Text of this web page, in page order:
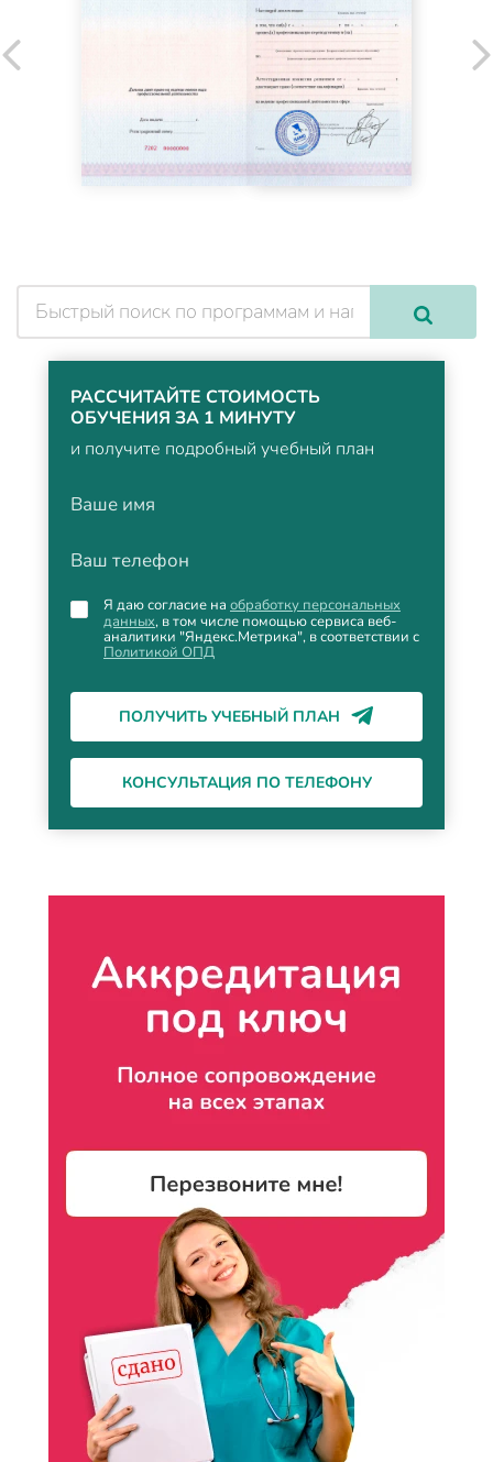
РАССЧИТАЙТЕ СТОИМОСТЬ
ОБУЧЕНИЯ ЗА 1 МИНУТУ
и получите подробный учебный план
Ваше имя
Ваш телефон
Я даю согласие на обработку персональных
данных, в том числе помощью сервиса веб-
аналитики "Яндекс.Метрика", в соответствии с
Политикой ОПД
ПОЛУЧИТЬ УЧЕБНЫЙ ПЛАН
КОНСУЛЬТАЦИЯ ПО ТЕЛЕФОНУ